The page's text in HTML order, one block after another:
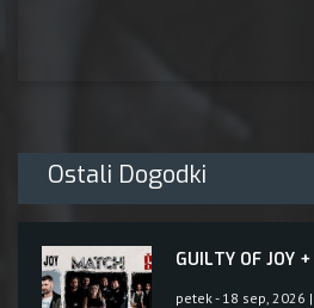
Ostali Dogodki
GUILTY OF JOY
petek - 18 sep, 2026